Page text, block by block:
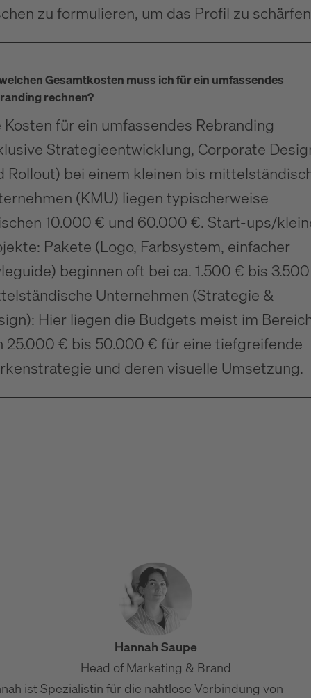
zu formulieren, um das Profil zu
Gesamtkosten muss ich für ein umfassendes
rechnen?
Kosten für ein umfassendes Rebranding
Strategieentwicklung, Corporate
Rollout) bei einem kleinen bis
(KMU) liegen typischerweise
10.000 € und 60.000 €. Start-ups/
Pakete (Logo, Farbsystem, einfacher
beginnen oft bei ca. 1.500 € bis
Unternehmen (Strategie &
Hier liegen die Budgets meist im
25.000 € bis 50.000 € für eine tiefgreifende
und deren visuelle Umsetzung.
Hannah Saupe
Head of Marketing & Brand
ist Spezialistin für die nahtlose Verbindung von